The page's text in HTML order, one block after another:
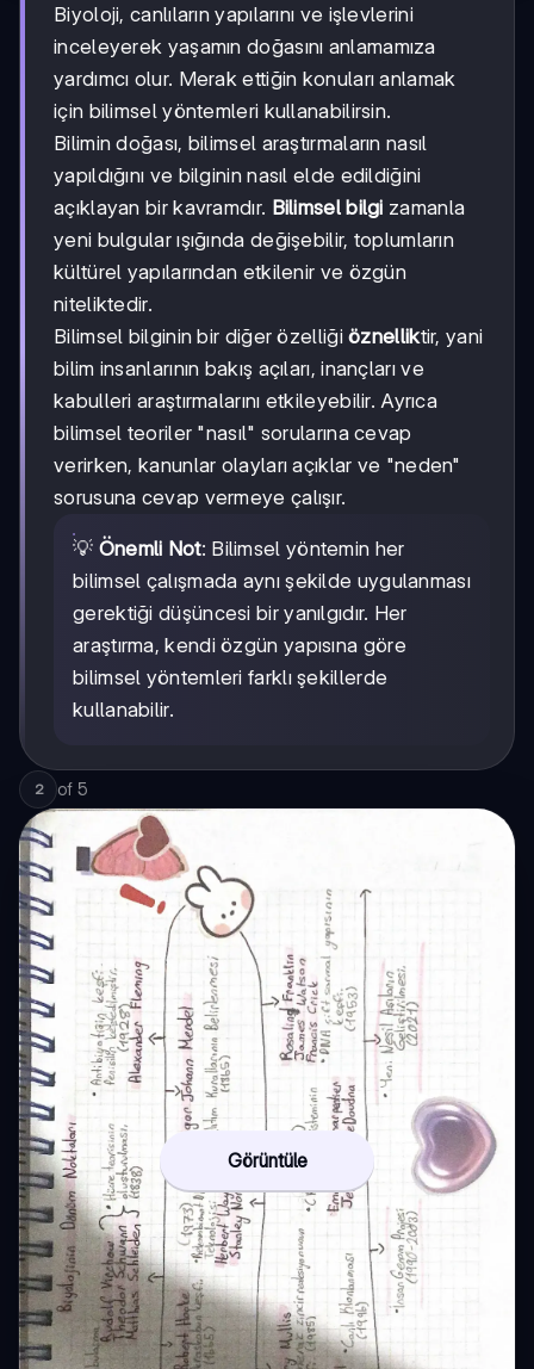
Biyoloji, canlıların yapılarını ve işlevlerini
inceleyerek yaşamın doğasını anlamamıza
yardımcı olur. Merak ettiğin konuları anlamak
için bilimsel yöntemleri kullanabilirsin.
Bilimin doğası, bilimsel araştırmaların nasıl
yapıldığını ve bilginin nasıl elde edildiğini
açıklayan bir kavramdır. Bilimsel bilgi zamanla
yeni bulgular ışığında değişebilir, toplumların
kültürel yapılarından etkilenir ve özgün
niteliktedir.
Bilimsel bilginin bir diğer özelliğiöznelliktir, yani
bilim insanlarının bakış açıları, inançları ve
kabulleri araştırmalarını etkileyebilir. Ayrıca
bilimsel teoriler "nasıl" sorularına cevap
verirken, kanunlar olayları açıklar ve "neden"
sorusuna cevap vermeye çalışır.
💡 Önemli Not: Bilimsel yöntemin her
bilimsel çalışmada aynı şekilde uygulanması
gerektiği düşüncesi bir yanılgıdır. Her
araştırma, kendi özgün yapısına göre
bilimsel yöntemleri farklı şekillerde
kullanabilir.
2 of 5
Görüntüle